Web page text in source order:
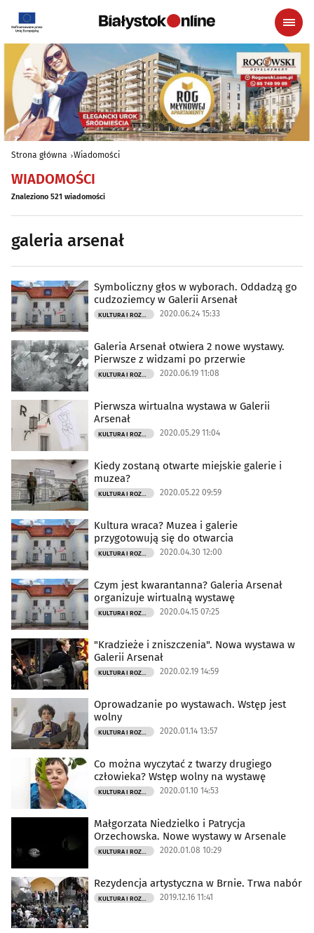
Strona główna Wiadomości
WIADOMOŚCI
Znaleziono 521 wiadomości
galeria arsenał
Symboliczny głos w wyborach. Oddadzą go
cudzoziemcy w Galerii Arsenał
2020.06.24 15:33
Galeria Arsenał otwiera 2 nowe wystawy.
Pierwsze z widzami po przerwie
2020.06.19 11:08
Pierwsza wirtualna wystawa w Galerii
Arsenał
2020.05.29 11:04
Kiedy zostaną otwarte miejskie galerie i
muzea?
2020.05.22 09:59
Kultura wraca? Muzea i galerie
przygotowują się do otwarcia
2020.04.30 12:00
Czym jest kwarantanna? Galeria Arsenał
organizuje wirtualną wystawę
2020.04.15 07:25
"Kradzieże i zniszczenia". Nowa wystawa w
Galerii Arsenał
2020.02.19 14:59
Oprowadzanie po wystawach. Wstęp jest
wolny
2020.01.14 13:57
Co można wyczytać z twarzy drugiego
człowieka? Wstęp wolny na wystawę
2020.01.10 14:53
Małgorzata Niedzielko i Patrycja
Orzechowska. Nowe wystawy w Arsenale
2020.01.08 10:29
Rezydencja artystyczna w Brnie. Trwa nabór
2019.12.16 11:41